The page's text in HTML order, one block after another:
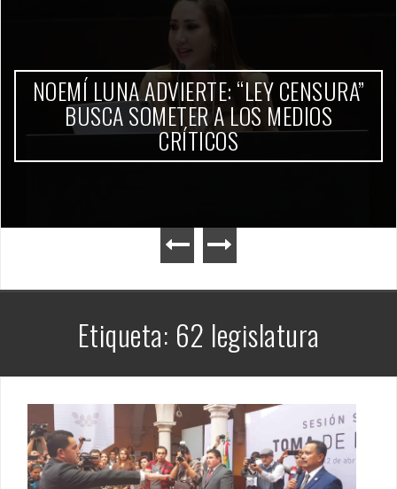
NOEMÍ LUNA ADVIERTE: “LEY CENSURA”
BUSCA SOMETER A LOS MEDIOS
CRÍTICOS
Etiqueta: 62 legislatura